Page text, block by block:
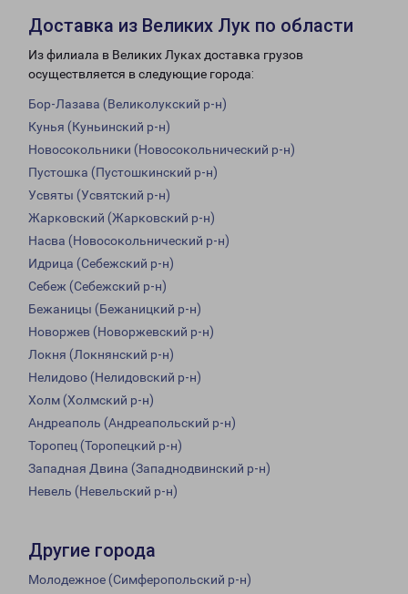
Доставка из Великих Лук по области
Из филиала в Великих Луках доставка грузов
осуществляется в следующие города:
Бор-Лазава (Великолукский р-н)
Кунья (Куньинский р-н)
Новосокольники (Новосокольнический р-н)
Пустошка (Пустошкинский р-н)
Усвяты (Усвятский р-н)
Жарковский (Жарковский р-н)
Насва (Новосокольнический р-н)
Идрица (Себежский р-н)
Себеж (Себежский р-н)
Бежаницы (Бежаницкий р-н)
Новоржев (Новоржевский р-н)
Локня (Локнянский р-н)
Нелидово (Нелидовский р-н)
Холм (Холмский р-н)
Андреаполь (Андреапольский р-н)
Торопец (Торопецкий р-н)
Западная Двина (Западнодвинский р-н)
Невель (Невельский р-н)
Другие города
Молодежное (Симферопольский р-н)